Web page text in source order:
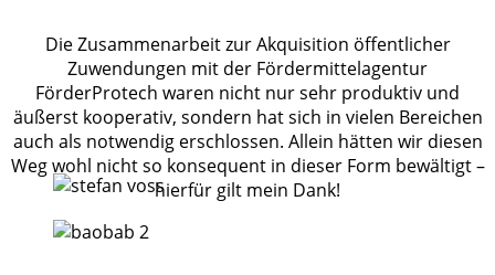
Die Zusammenarbeit zur Akquisition öffentlicher
Zuwendungen mit der Fördermittelagentur
FörderProtech waren nicht nur sehr produktiv und
äußerst kooperativ, sondern hat sich in vielen Bereichen
auch als notwendig erschlossen. Allein hätten wir diesen
Weg wohl nicht so konsequent in dieser Form bewältigt –
hierfür gilt mein Dank!